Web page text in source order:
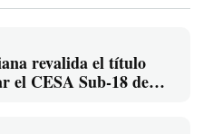
revalida el título
el CESA Sub-18 de